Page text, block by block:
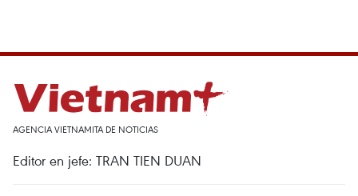
AGENCIA VIETNAMITA DE NOTICIAS
Editor en jefe: TRAN TIEN DUAN